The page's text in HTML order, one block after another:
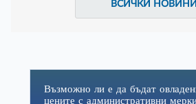
ВСИЧКИ НОВИНИ